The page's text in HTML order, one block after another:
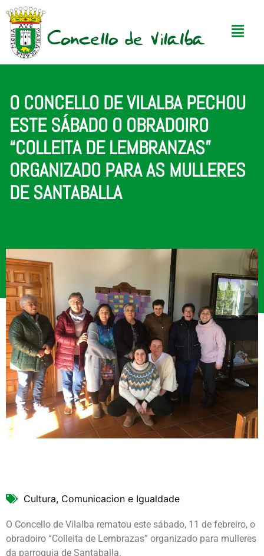
O CONCELLO DE VILALBA PECHOU
ESTE SÁBADO O OBRADOIRO
“COLLEITA DE LEMBRANZAS”
ORGANIZADO PARA AS MULLERES
DE SANTABALLA
Cultura, Comunicacion e Igualdade
O Concello de Vilalba rematou este sábado, 11 de febreiro, o
obradoiro “Colleita de Lembrazas” organizado para mulleres
da parroquia de Santaballa.